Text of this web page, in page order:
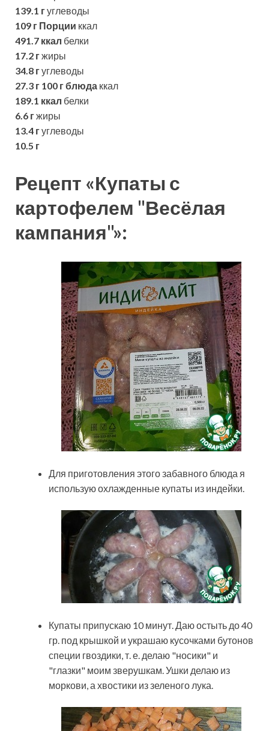
139.1 гуглеводы
109 г Порции ккал
491.7 ккал белки
17.2 гжиры
34.8 гуглеводы
27.3 г 100 г блюда ккал
189.1 ккал белки
6.6 гжиры
13.4 гуглеводы
10.5 г
Рецепт «Купаты с
картофелем "Весёлая
кампания"»:
Для приготовления этого забавного блюда я
использую охлажденные купаты из индейки.
Купаты припускаю 10 минут. Даю остыть до 40
гр. под крышкой и украшаю кусочками бутонов
специи гвоздики, т. е. делаю "носики" и
"глазки" моим зверушкам. Ушки делаю из
моркови, а хвостики из зеленого лука.